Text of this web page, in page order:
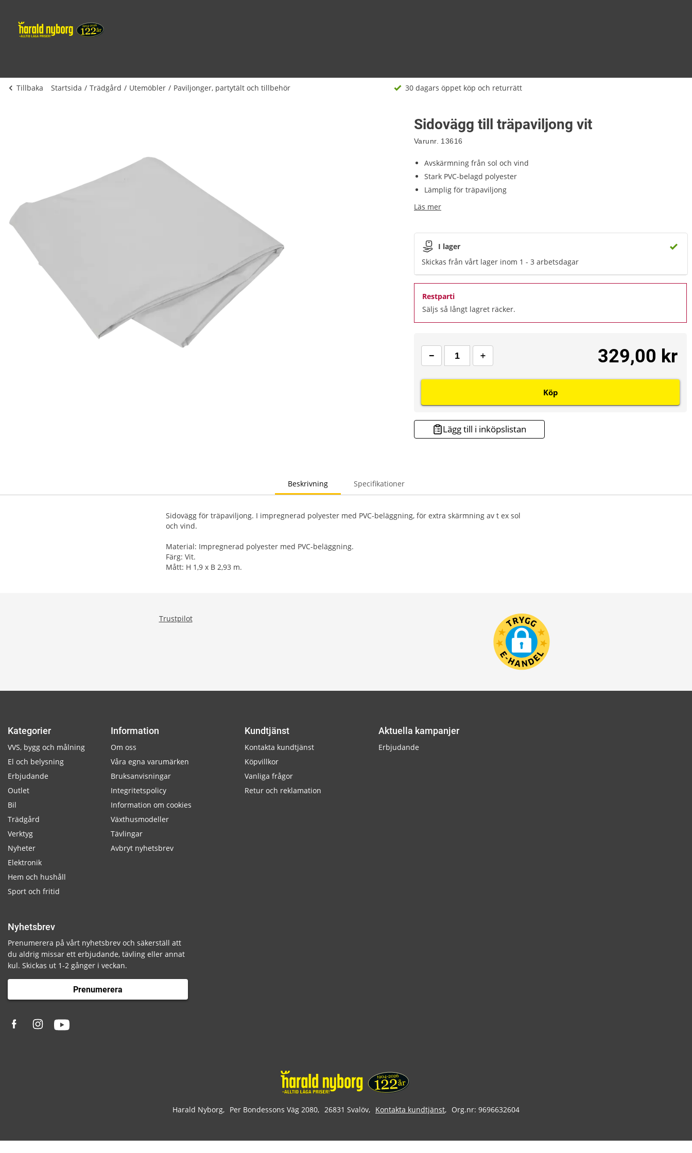
Tillbaka Startsida Trädgård Utemöbler Paviljonger, partytält och tillbehör 30 dagars öppet köp och returrätt
Sidovägg till träpaviljong vit
Varunr. 13616
Avskärmning från sol och vind
Stark PVC-belagd polyester
Lämplig för träpaviljong
Läs mer
I lager
Skickas från vårt lager inom 1 - 3 arbetsdagar
Restparti
Säljs så långt lagret räcker.
329,00 kr
Köp
Lägg till i inköpslistan
Beskrivning Specifikationer
Sidovägg för träpaviljong. I impregnerad polyester med PVC-beläggning, för extra skärmning av t ex sol
och vind.
Material: Impregnerad polyester med PVC-beläggning.
Färg: Vit.
Mått: H 1,9 x B 2,93 m.
Trustpilot
Kategorier
VVS, bygg och målning
El och belysning
Erbjudande
Outlet
Bil
Trädgård
Verktyg
Nyheter
Elektronik
Hem och hushåll
Sport och fritid
Information
Om oss
Våra egna varumärken
Bruksanvisningar
Integritetspolicy
Information om cookies
Växthusmodeller
Tävlingar
Avbryt nyhetsbrev
Kundtjänst
Kontakta kundtjänst
Köpvillkor
Vanliga frågor
Retur och reklamation
Aktuella kampanjer
Erbjudande
Nyhetsbrev
Prenumerera på vårt nyhetsbrev och säkerställ att
du aldrig missar ett erbjudande, tävling eller annat
kul. Skickas ut 1-2 gånger i veckan.
Prenumerera
Harald Nyborg Per Bondessons Väg 2080 26831 Svalöv Kontakta kundtjänst Org.nr: 9696632604